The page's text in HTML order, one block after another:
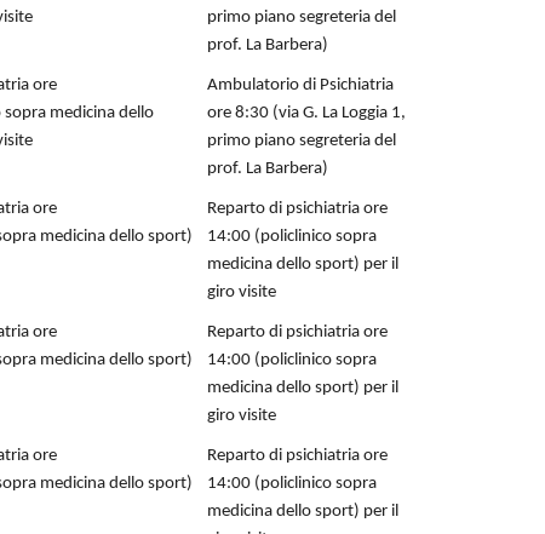
primo piano segreteria del
prof. La Barbera)
ore
medicina dello
Ambulatorio di Psichiatria
ore 8:30 (via G. La Loggia 1,
primo piano segreteria del
prof. La Barbera)
ore
medicina dello sport)
Reparto di psichiatria ore
14:00 (policlinico sopra
medicina dello sport) per il
giro visite
ore
medicina dello sport)
Reparto di psichiatria ore
14:00 (policlinico sopra
medicina dello sport) per il
giro visite
ore
medicina dello sport)
Reparto di psichiatria ore
14:00 (policlinico sopra
medicina dello sport) per il